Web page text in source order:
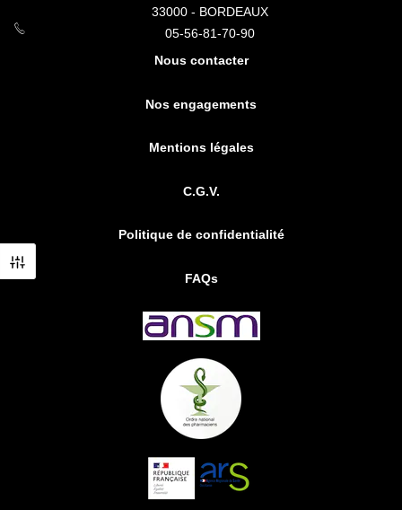
33000 - BORDEAUX
05-56-81-70-90
Nous contacter
Nos engagements
Mentions légales
C.G.V.
Politique de confidentialité
FAQs